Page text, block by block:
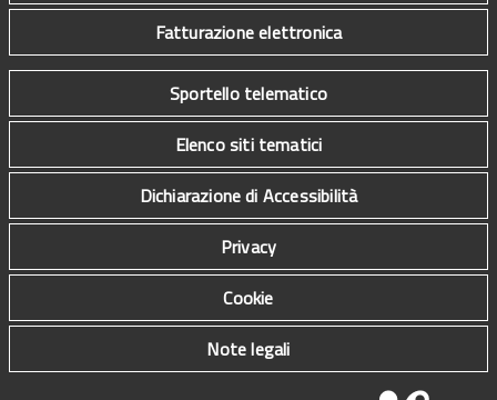
Fatturazione elettronica
Sportello telematico
Elenco siti tematici
Dichiarazione di Accessibilità
Privacy
Cookie
Note legali